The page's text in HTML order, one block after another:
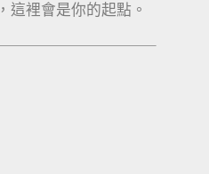
這裡會是你的起點。